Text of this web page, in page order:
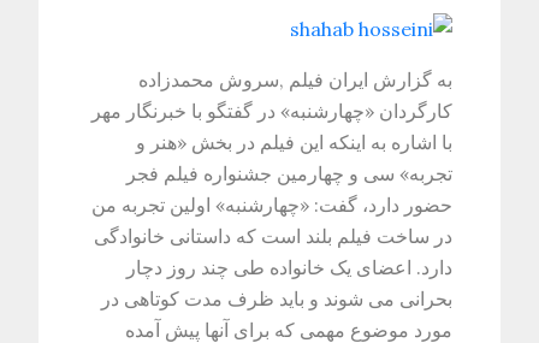
به گزارش ایران فیلم ,سروش محمدزاده
کارگردان «چهارشنبه» در گفتگو با خبرنگار مهر
با اشاره به اینکه این فیلم در بخش «هنر و
تجربه» سی و چهارمین جشنواره فیلم فجر
حضور دارد، گفت: «چهارشنبه» اولین تجربه من
در ساخت فیلم بلند است که داستانی خانوادگی
دارد. اعضای یک خانواده طی چند روز دچار
بحرانی می شوند و باید ظرف مدت کوتاهی در
مورد موضوع مهمی که برای آنها پیش آمده